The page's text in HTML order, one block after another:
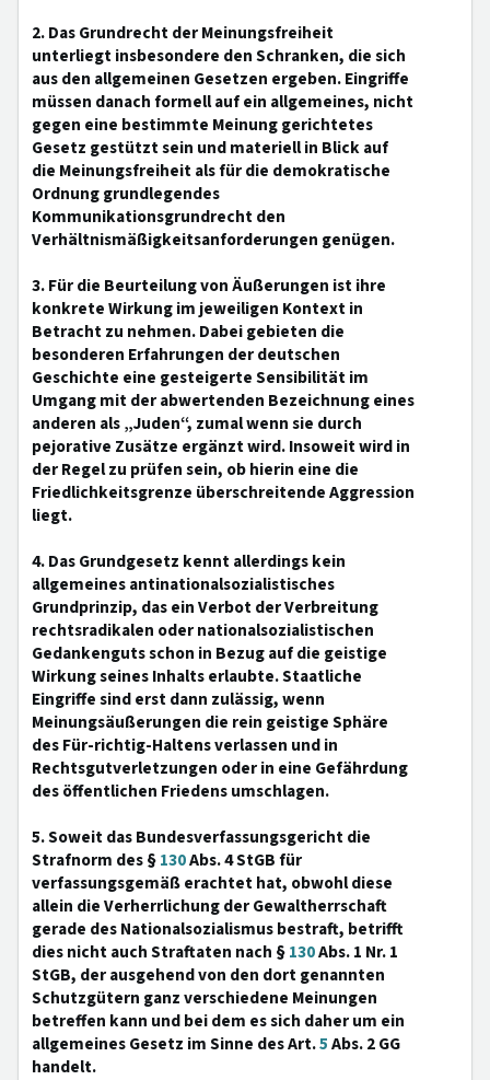
2. Das Grundrecht der Meinungsfreiheit
unterliegt insbesondere den Schranken, die sich
aus den allgemeinen Gesetzen ergeben. Eingriffe
müssen danach formell auf ein allgemeines, nicht
gegen eine bestimmte Meinung gerichtetes
Gesetz gestützt sein und materiell in Blick auf
die Meinungsfreiheit als für die demokratische
Ordnung grundlegendes
Kommunikationsgrundrecht den
Verhältnismäßigkeitsanforderungen genügen.
3. Für die Beurteilung von Äußerungen ist ihre
konkrete Wirkung im jeweiligen Kontext in
Betracht zu nehmen. Dabei gebieten die
besonderen Erfahrungen der deutschen
Geschichte eine gesteigerte Sensibilität im
Umgang mit der abwertenden Bezeichnung eines
anderen als „Juden“, zumal wenn sie durch
pejorative Zusätze ergänzt wird. Insoweit wird in
der Regel zu prüfen sein, ob hierin eine die
Friedlichkeitsgrenze überschreitende Aggression
liegt.
4. Das Grundgesetz kennt allerdings kein
allgemeines antinationalsozialistisches
Grundprinzip, das ein Verbot der Verbreitung
rechtsradikalen oder nationalsozialistischen
Gedankenguts schon in Bezug auf die geistige
Wirkung seines Inhalts erlaubte. Staatliche
Eingriffe sind erst dann zulässig, wenn
Meinungsäußerungen die rein geistige Sphäre
des Für-richtig-Haltens verlassen und in
Rechtsgutverletzungen oder in eine Gefährdung
des öffentlichen Friedens umschlagen.
5. Soweit das Bundesverfassungsgericht die
Strafnorm des §130Abs. 4 StGB für
verfassungsgemäß erachtet hat, obwohl diese
allein die Verherrlichung der Gewaltherrschaft
gerade des Nationalsozialismus bestraft, betrifft
dies nicht auch Straftaten nach §130Abs. 1 Nr. 1
StGB, der ausgehend von den dort genannten
Schutzgütern ganz verschiedene Meinungen
betreffen kann und bei dem es sich daher um ein
allgemeines Gesetz im Sinne des Art.5Abs. 2 GG
handelt.